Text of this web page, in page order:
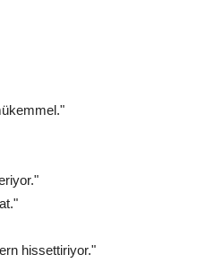
hissettiriyor."